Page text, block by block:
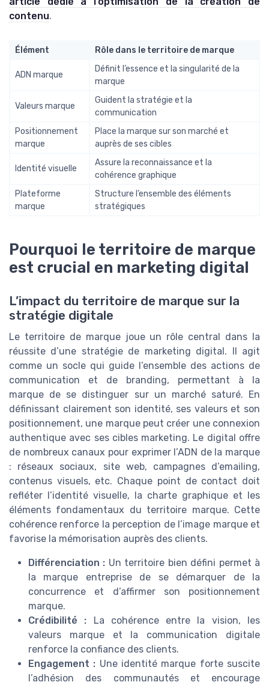
contenu.
Élément Rôle dans le territoire de marque
ADN marque
Définit l’essence et la singularité de la
marque
Valeurs marque
Guident la stratégie et la
communication
Positionnement
marque
Place la marque sur son marché et
auprès de ses cibles
Identité visuelle
Assure la reconnaissance et la
cohérence graphique
Plateforme
marque
Structure l’ensemble des éléments
stratégiques
Pourquoi le territoire de marque
est crucial en marketing digital
L’impact du territoire de marque sur la
stratégie digitale
Le territoire de marque joue un rôle central dans la
réussite d’une stratégie de marketing digital. Il agit
comme un socle qui guide l’ensemble des actions de
communication et de branding, permettant à la
marque de se distinguer sur un marché saturé. En
définissant clairement son identité, ses valeurs et son
positionnement, une marque peut créer une connexion
authentique avec ses cibles marketing. Le digital offre
de nombreux canaux pour exprimer l’ADN de la marque
: réseaux sociaux, site web, campagnes d’emailing,
contenus visuels, etc. Chaque point de contact doit
refléter l’identité visuelle, la charte graphique et les
éléments fondamentaux du territoire marque. Cette
cohérence renforce la perception de l’image marque et
favorise la mémorisation auprès des clients.
Différenciation : Un territoire bien défini permet à
la marque entreprise de se démarquer de la
concurrence et d’affirmer son positionnement
marque.
Crédibilité : La cohérence entre la vision, les
valeurs marque et la communication digitale
renforce la confiance des clients.
Engagement : Une identité marque forte suscite
l’adhésion des communautés et encourage